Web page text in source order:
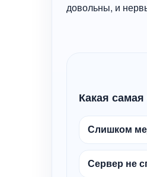
довольны, и
Какая
Слишком
Сервер не